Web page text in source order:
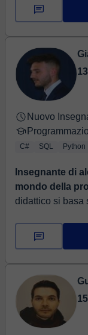
Nuovo
C# SQL Python
Insegnante di
mondo della
didattico si basa
semplice,